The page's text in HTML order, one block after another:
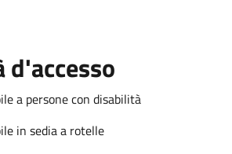
a persone con disabilità
in sedia a rotelle